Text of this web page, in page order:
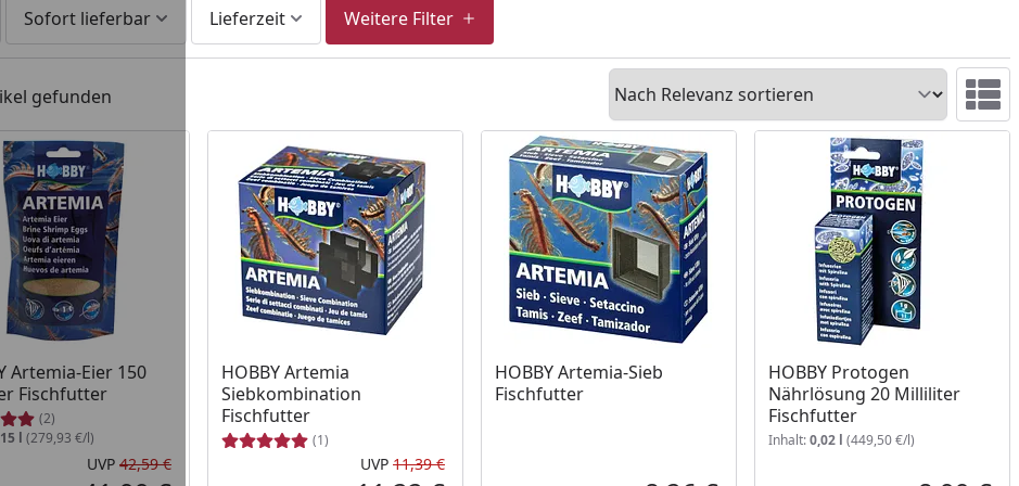
Sofort lieferbar Lieferzeit Weitere Filter
gefunden
Sortieren
Artemia-Eier 150
Fischfutter
(2)
l (279,93 €/l)
UVP 42,59 €
HOBBY Artemia
Siebkombination
Fischfutter
(1)
UVP 11,39 €
HOBBY Artemia-Sieb
Fischfutter
HOBBY Protogen
Nährlösung 20 Milliliter
Fischfutter
Inhalt:0,02 l (449,50 €/l)